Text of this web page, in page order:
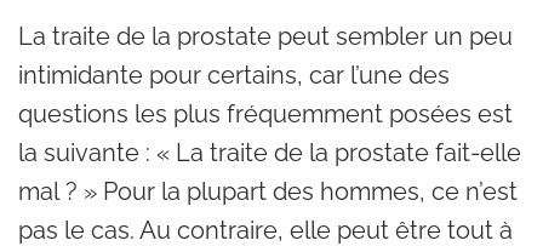
La traite de la prostate peut sembler un peu
intimidante pour certains, car l’une des
questions les plus fréquemment posées est
la suivante : « La traite de la prostate fait-elle
mal ? » Pour la plupart des hommes, ce n’est
pas le cas. Au contraire, elle peut être tout à